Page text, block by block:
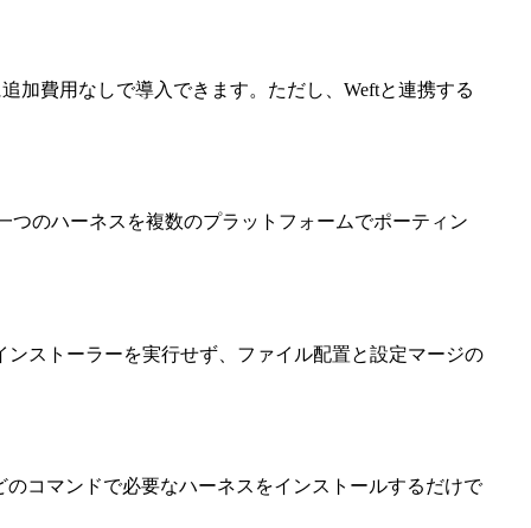
加費用なしで導入できます。ただし、Weftと連携する
つのハーネスを複数のプラットフォームでポーティン
ストーラーを実行せず、ファイル配置と設定マージの
のコマンドで必要なハーネスをインストールするだけで